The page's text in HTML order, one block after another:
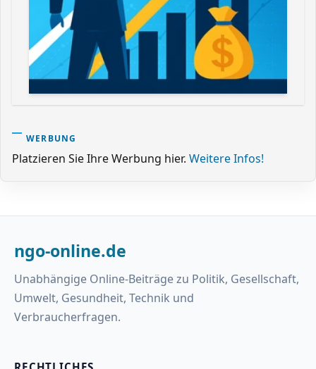
WERBUNG
Platzieren Sie Ihre Werbung hier. Weitere Infos!
ngo-online.de
Unabhängige Online-Beiträge zu Politik, Gesellschaft,
Umwelt, Gesundheit, Technik und
Verbraucherfragen.